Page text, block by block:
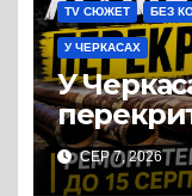
TV СЮЖЕТ БЕЗ
У ЧЕРКАСАХ
У
СЕР 7, 2026